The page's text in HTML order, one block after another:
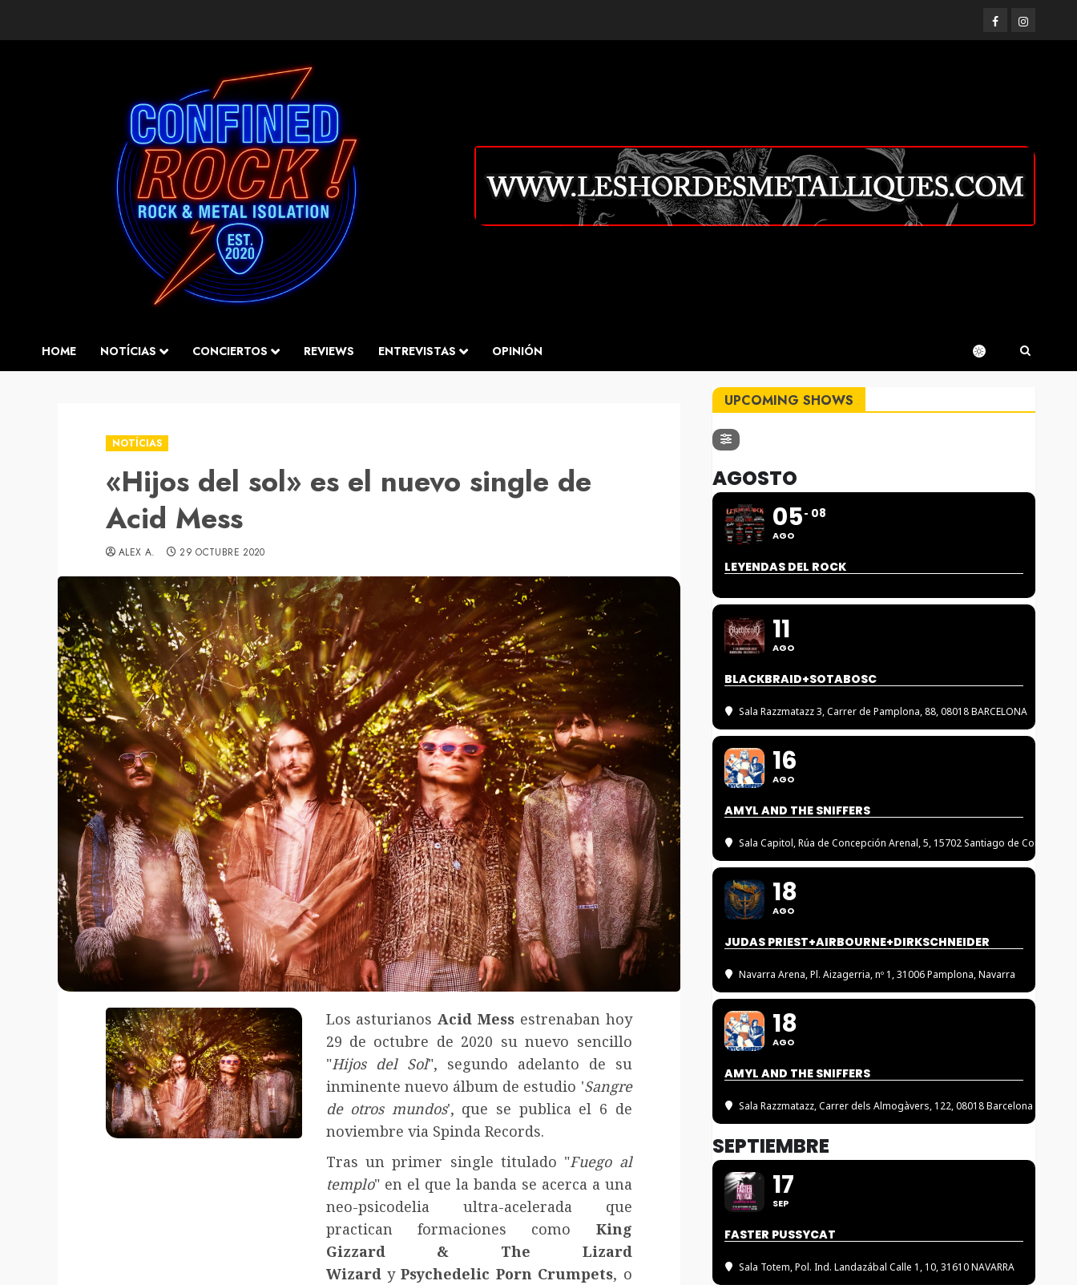
FacebookInstagram
HOME NOTÍCIAS CONCIERTOS REVIEWS ENTREVISTAS OPINIÓN
NOTÍCIAS
«Hijos del sol» es el nuevo single de
Acid Mess
ALEX A. 29 OCTUBRE 2020
Los asturianosAcid Mess estrenaban hoy
29 de octubre de 2020 su nuevo sencillo
"Hijos del Sol", segundo adelanto de su
inminente nuevo álbum de estudio 'Sangre
de otros mundos', que se publica el 6 de
noviembre via Spinda Records.
Tras un primer single titulado "Fuego al
templo" en el que la banda se acerca a una
neo-psicodelia ultra-acelerada que
practican formaciones como King
Gizzard & The Lizard
Wizard yPsychedelic Porn Crumpets, o
UPCOMING SHOWS
AGOSTO
05
AGO
08
LEYENDAS DEL ROCK
11
AGO
BLACKBRAID+SOTABOSC
Sala Razzmatazz 3, Carrer de Pamplona, 88, 08018 BARCELONA
16
AGO
AMYL AND THE SNIFFERS
Sala Capitol, Rúa de Concepción Arenal, 5, 15702 Santiago de
18
AGO
JUDAS PRIEST+AIRBOURNE+DIRKSCHNEIDER
Navarra Arena, Pl. Aizagerria, nº 1, 31006 Pamplona, Navarra
18
AGO
AMYL AND THE SNIFFERS
Sala Razzmatazz, Carrer dels Almogàvers, 122, 08018 Barcelona
SEPTIEMBRE
17
SEP
FASTER PUSSYCAT
Sala Totem, Pol. Ind. Landazábal Calle 1, 10, 31610 NAVARRA